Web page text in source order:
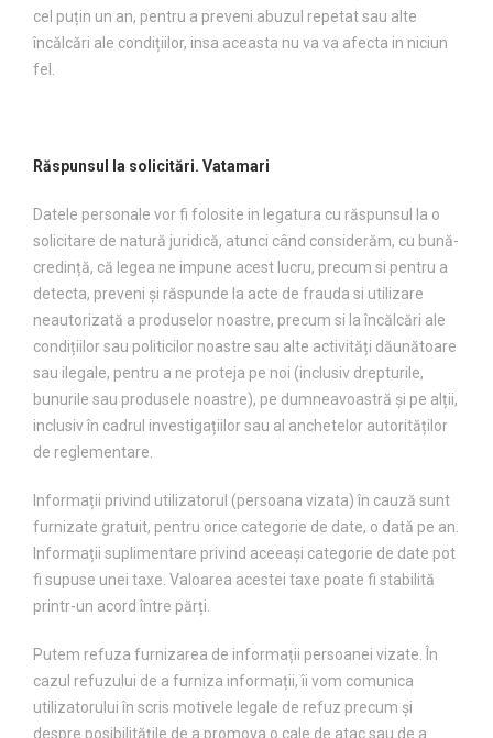
cel puțin un an, pentru a preveni abuzul repetat sau alte
încălcări ale condițiilor, insa aceasta nu va va afecta in niciun
fel.
Răspunsul la solicitări. Vatamari
Datele personale vor fi folosite in legatura cu răspunsul la o
solicitare de natură juridică, atunci când considerăm, cu bună-
credință, că legea ne impune acest lucru, precum si pentru a
detecta, preveni și răspunde la acte de frauda si utilizare
neautorizată a produselor noastre, precum si la încălcări ale
condițiilor sau politicilor noastre sau alte activități dăunătoare
sau ilegale, pentru a ne proteja pe noi (inclusiv drepturile,
bunurile sau produsele noastre), pe dumneavoastră și pe alții,
inclusiv în cadrul investigațiilor sau al anchetelor autorităților
de reglementare.
Informații privind utilizatorul (persoana vizata) în cauză sunt
furnizate gratuit, pentru orice categorie de date, o dată pe an.
Informații suplimentare privind aceeași categorie de date pot
fi supuse unei taxe. Valoarea acestei taxe poate fi stabilită
printr-un acord între părți.
Putem refuza furnizarea de informații persoanei vizate. În
cazul refuzului de a furniza informații, îi vom comunica
utilizatorului în scris motivele legale de refuz precum și
despre posibilitățile de a promova o cale de atac sau de a